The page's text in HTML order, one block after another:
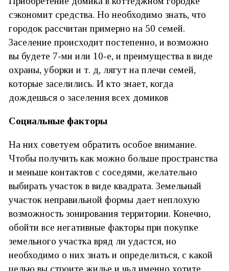
сэкономит средства. Но необходимо знать, что
городок рассчитан примерно на 50 семей.
Заселение происходит постепенно, и возможно
вы будете 7-ми или 10-е, и преимущества в виде
охраны, уборки и т. д, лягут на плечи семей,
которые заселились. И кто знает, когда
дождешься о заселения всех домиков
Социальные факторы
На них советуем обратить особое внимание.
Чтобы получить как можно больше пространства
и меньше контактов с соседями, желательно
выбирать участок в виде квадрата. Земельный
участок неправильной формы дает неплохую
возможность зонирования территории. Конечно,
обойти все негативные факторы при покупке
земельного участка вряд ли удастся, но
необходимо о них знать и определиться, с какой
целью вы строите жилье и чьл именно хотите